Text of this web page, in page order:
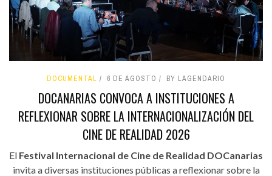
DOCUMENTAL 6 DE AGOSTO BY LAGENDARIO
DOCANARIAS CONVOCA A INSTITUCIONES A
REFLEXIONAR SOBRE LA INTERNACIONALIZACIÓN DEL
CINE DE REALIDAD 2026
El Festival Internacional de Cine de Realidad DOCanarias
invita a diversas instituciones públicas a reflexionar sobre la